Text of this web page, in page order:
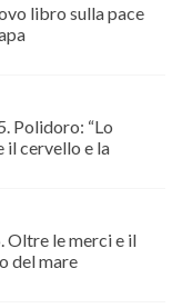
libro sulla pace
Polidoro: “Lo
il cervello e la
Oltre le merci e il
del mare